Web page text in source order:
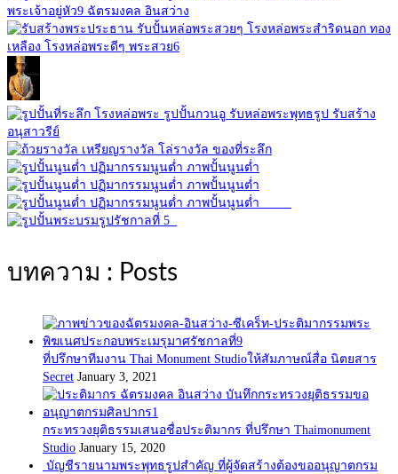
บทความ : Posts
ที่ปรึกษาทีมงาน Thai Monument Studioให้สัมภาษณ์สื่อ นิตยสาร
Secret January 3, 2021
กระทรวงยุติธรรมเสนอชื่อประติมากร ที่ปรึกษา Thaimonument
Studio January 15, 2020
บัญชีรายนามพระพุทธรูปสำคัญ ที่ผู้จัดสร้างต้องขออนุญาตกรม